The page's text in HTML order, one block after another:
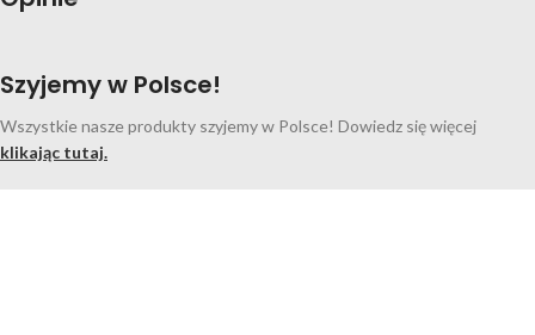
Szyjemy w Polsce!
Wszystkie nasze produkty szyjemy w Polsce! Dowiedz się więcej
klikając tutaj.